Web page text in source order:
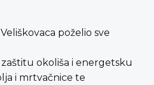
poželio sve
okoliša i energetsku
i mrtvačnice te